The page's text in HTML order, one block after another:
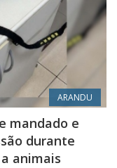
ARANDU
mandado e
durante
animais